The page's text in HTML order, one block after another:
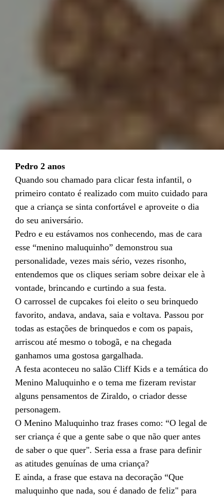
Pedro 2 anos
Quando sou chamado para clicar festa infantil, o
primeiro contato é realizado com muito cuidado para
que a criança se sinta confortável e aproveite o dia
do seu aniversário.
Pedro e eu estávamos nos conhecendo, mas de cara
esse “menino maluquinho” demonstrou sua
personalidade, vezes mais sério, vezes risonho,
entendemos que os cliques seriam sobre deixar ele à
vontade, brincando e curtindo a sua festa.
O carrossel de cupcakes foi eleito o seu brinquedo
favorito, andava, andava, saia e voltava. Passou por
todas as estações de brinquedos e com os papais,
arriscou até mesmo o tobogã, e na chegada
ganhamos uma gostosa gargalhada.
A festa aconteceu no salão Cliff Kids e a temática do
Menino Maluquinho e o tema me fizeram revistar
alguns pensamentos de Ziraldo, o criador desse
personagem.
O Menino Maluquinho traz frases como: “O legal de
ser criança é que a gente sabe o que não quer antes
de saber o que quer". Seria essa a frase para definir
as atitudes genuínas de uma criança?
E ainda, a frase que estava na decoração “Que
maluquinho que nada, sou é danado de feliz" para